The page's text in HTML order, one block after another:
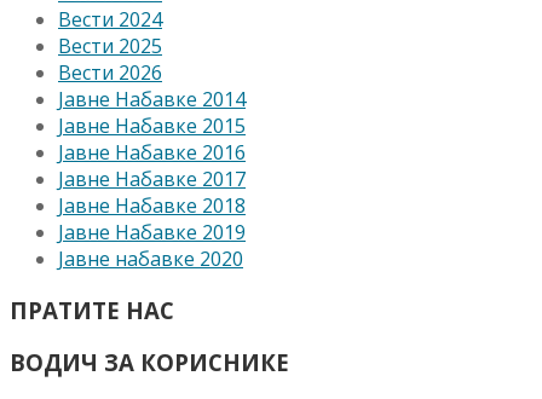
Вести 2024
Вести 2025
Вести 2026
Јавне Набавке 2014
Јавне Набавке 2015
Јавне Набавке 2016
Јавне Набавке 2017
Јавне Набавке 2018
Јавне Набавке 2019
Јавне набавке 2020
ПРАТИТЕ НАС
ВОДИЧ ЗА КОРИСНИКЕ